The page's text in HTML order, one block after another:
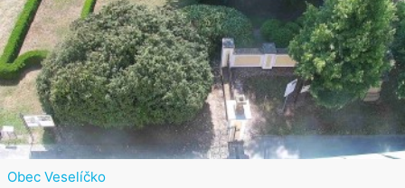
Obec Veselíčko